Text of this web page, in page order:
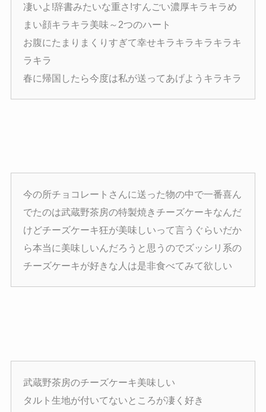
凄いよ!辞書みたいな重さ!すんごい濃厚キラキラめ
まい顔キラキラ美味～2つのハート
お腹にたまりまくりすぎて幸せキラキラキラキラキ
ラキラ
春に帰国したら今度は私が送ってあげようキラキラ
今の所チョコレートさんに送った物の中で一番喜ん
でたのは武蔵野茶房の特製焼きチーズケーキなんだ
けどチーズケーキ狂が美味しいって言うぐらいだか
ら本当に美味しいんだろうと思うのでズッシリ系の
チーズケーキが好きな人は是非食べてみて欲しい
武蔵野茶房のチーズケーキ美味しい
タルト生地が付いてないところが凄く好き